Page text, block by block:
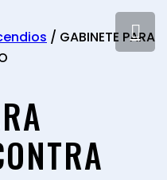
/ GABINETE PARA